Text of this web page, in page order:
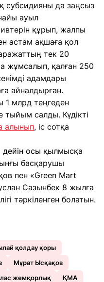
субсидияны да заңсыз
ауыл
құрып, жалпы
астам ақшаға қол
тек 20
жұмсалып, қалған 250
адамдары
айналдырған.
1 млрд теңгеден
тыйым салды. Күдікті
алынып, іс сотқа
дейін осы қылмысқа
басқарушы
пен «Green Mart
Сазынбек 8 жылға
тәркіленген болатын.
қолдау қоры
Мұрат Ысқақов
жемқорлық
ҚМА